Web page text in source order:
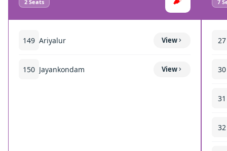
2 Seats
149 Ariyalur View
150 Jayankondam View
7
27
30
31
32